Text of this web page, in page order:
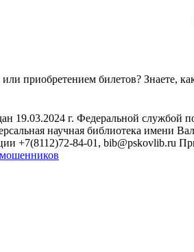
приобретением билетов? Знаете,
г. Федеральной службой
научная библиотека имени
+7(8112)72-84-01, bib@pskovlib.ru